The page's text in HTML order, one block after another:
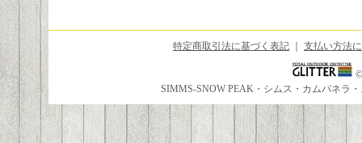
特定商取引法に基づく表記 支払い方法
SIMMS-SNOW PEAK・シムス・カムパネラ